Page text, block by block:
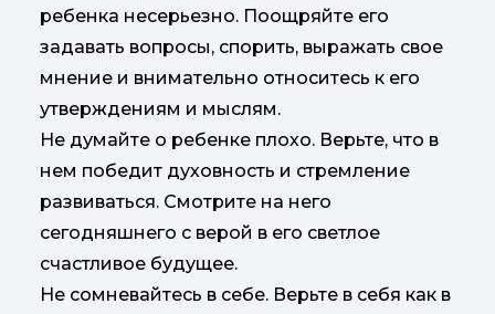
ребенка несерьезно. Поощряйте его
задавать вопросы, спорить, выражать свое
мнение и внимательно относитесь к его
утверждениям и мыслям.
Не думайте о ребенке плохо. Верьте, что в
нем победит духовность и стремление
развиваться. Смотрите на него
сегодняшнего с верой в его светлое
счастливое будущее.
Не сомневайтесь в себе. Верьте в себя как в